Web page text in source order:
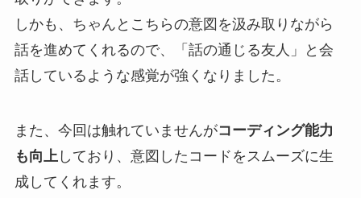
しかも、ちゃんとこちらの意図を汲み取りながら
話を進めてくれるので、「話の通じる友人」と会
話しているような感覚が強くなりました。
また、今回は触れていませんがコーディング能力
も向上 しており、意図したコードをスムーズに生
成してくれます。